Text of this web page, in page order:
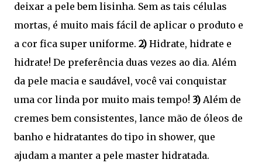
deixar a pele bem lisinha. Sem as tais células
mortas, é muito mais fácil de aplicar o produto e
a cor fica super uniforme. 2) Hidrate, hidrate e
hidrate! De preferência duas vezes ao dia. Além
da pele macia e saudável, você vai conquistar
uma cor linda por muito mais tempo! 3) Além de
cremes bem consistentes, lance mão de óleos de
banho e hidratantes do tipo in shower, que
ajudam a manter a pele master hidratada.